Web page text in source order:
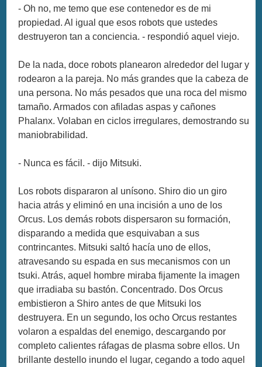
- Oh no, me temo que ese contenedor es de mi
propiedad. Al igual que esos robots que ustedes
destruyeron tan a conciencia. - respondió aquel viejo.
De la nada, doce robots planearon alrededor del lugar y
rodearon a la pareja. No más grandes que la cabeza de
una persona. No más pesados que una roca del mismo
tamaño. Armados con afiladas aspas y cañones
Phalanx. Volaban en ciclos irregulares, demostrando su
maniobrabilidad.
- Nunca es fácil. - dijo Mitsuki.
Los robots dispararon al unísono. Shiro dio un giro
hacia atrás y eliminó en una incisión a uno de los
Orcus. Los demás robots dispersaron su formación,
disparando a medida que esquivaban a sus
contrincantes. Mitsuki saltó hacía uno de ellos,
atravesando su espada en sus mecanismos con un
tsuki. Atrás, aquel hombre miraba fijamente la imagen
que irradiaba su bastón. Concentrado. Dos Orcus
embistieron a Shiro antes de que Mitsuki los
destruyera. En un segundo, los ocho Orcus restantes
volaron a espaldas del enemigo, descargando por
completo calientes ráfagas de plasma sobre ellos. Un
brillante destello inundo el lugar, cegando a todo aquel